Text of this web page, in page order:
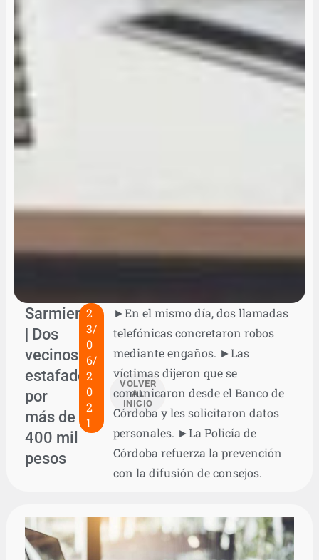
Sarmiento
| Dos
vecinos
estafados
por
más de
400 mil
pesos
2
3/
0
6/
2
0
2
1
VOLVER
AL
INICIO
►En el mismo día, dos llamadas
telefónicas concretaron robos
mediante engaños. ►Las
víctimas dijeron que se
comunicaron desde el Banco de
Córdoba y les solicitaron datos
personales. ►La Policía de
Córdoba refuerza la prevención
con la difusión de consejos.